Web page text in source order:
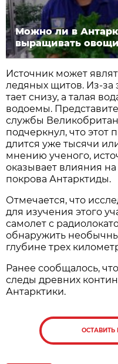
Можно ли в
выращивать
Источник может
ледяных щитов. Из-за
тает снизу, а талая
водоемы.
службы
подчеркнул, что этот
длится уже тысячи
мнению ученого,
оказывает влияния
покрова Антарктиды.
Отмечается, что
для изучения этого
самолет с
обнаружить
глубине трех
Ранее сообщалось,
следы древних
Антарктики.